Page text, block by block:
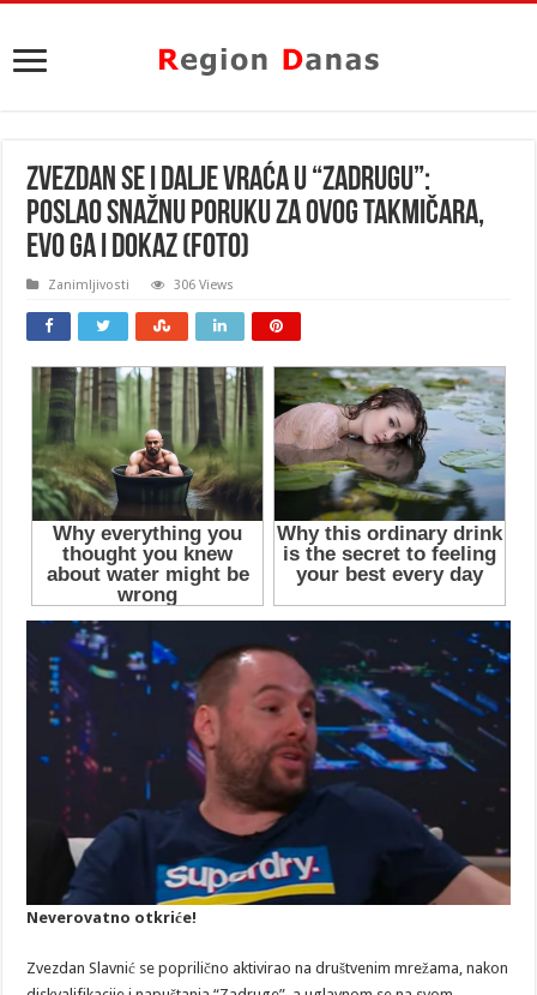
ZVEZDAN SE I DALJE VRAĆA U “ZADRUGU”:
Poslao snažnu poruku za OVOG TAKMIČARA,
evo ga i DOKAZ (FOTO)
Zanimljivosti 306 Views
Neverovatno otkriće!
Zvezdan Slavnić se poprilično aktivirao na društvenim mrežama, nakon